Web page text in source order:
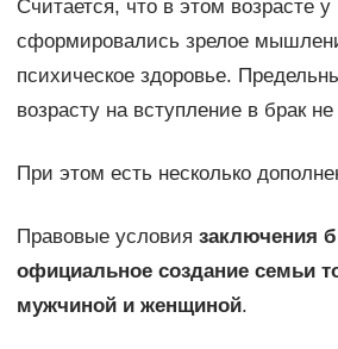
Считается, что в этом возрасте у
сформировались зрелое
психическое здоровье.
возрасту на вступление в брак
При этом есть несколько
Правовые условия заключения
официальное создание семьи
мужчиной и женщиной.